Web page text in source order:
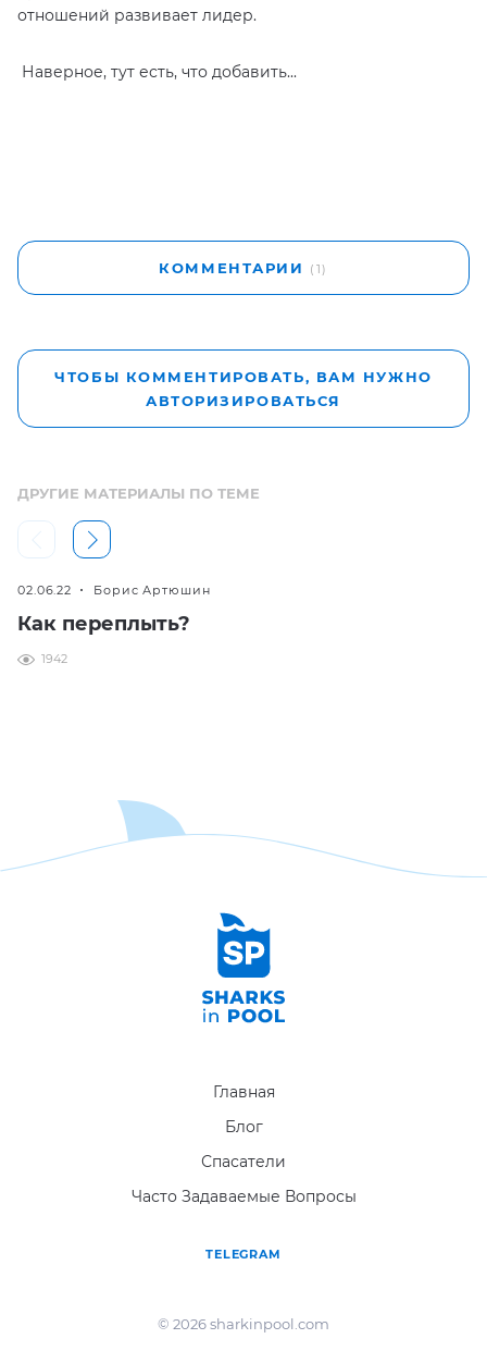
отношений развивает лидер.
Наверное, тут есть, что добавить...
КОММЕНТАРИИ (1)
ЧТОБЫ КОММЕНТИРОВАТЬ, ВАМ НУЖНО
АВТОРИЗИРОВАТЬСЯ
ДРУГИЕ МАТЕРИАЛЫ ПО ТЕМЕ
02.06.22 Борис Артюшин
Как переплыть?
1942
TELEGRAM
Главная
Блог
Спасатели
Часто Задаваемые Вопросы
© 2026 sharkinpool.com